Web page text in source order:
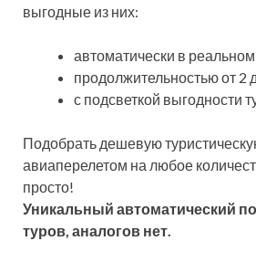
выгодные из них:
автоматически в
продолжительностью от 2
с подсветкой выгодности
Подобрать дешевую
авиаперелетом на любое
просто!
Уникальный автоматический
туров, аналогов нет.